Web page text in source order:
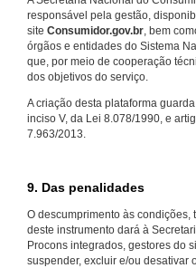
responsável pela gestão,
site Consumidor.gov.br, bem
órgãos e entidades do Sistema
que, por meio de cooperação
dos objetivos do serviço.
A criação desta plataforma
inciso V, da Lei 8.078/1990, e
7.963/2013.
9. Das penalidades
O descumprimento às condições,
deste instrumento dará à
Procons integrados, gestores do
suspender, excluir e/ou desativar